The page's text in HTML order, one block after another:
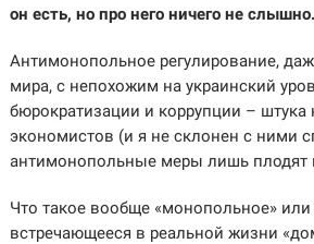
он есть, но про него ничего не слышно.
Антимонопольное регулирование,
мира, с непохожим на украинский
бюрократизации и коррупции – штука
экономистов (и я не склонен с ними
антимонопольные меры лишь плодят
Что такое вообще «монопольное»
встречающееся в реальной жизни